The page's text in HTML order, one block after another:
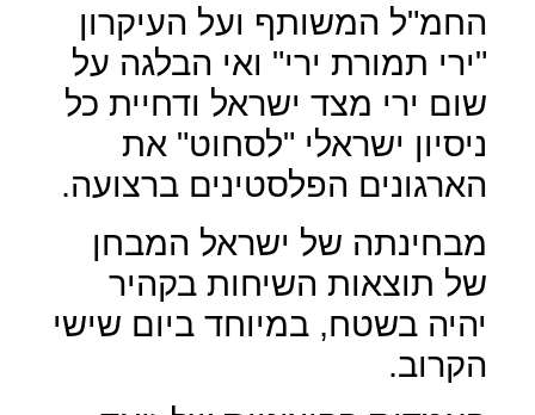
החמ"ל המשותף ועל העיקרון
"ירי תמורת ירי" ואי הבלגה על
שום ירי מצד ישראל ודחיית כל
ניסיון ישראלי "לסחוט" את
הארגונים הפלסטינים ברצועה.
מבחינתה של ישראל המבחן
של תוצאות השיחות בקהיר
יהיה בשטח, במיוחד ביום שישי
הקרוב.